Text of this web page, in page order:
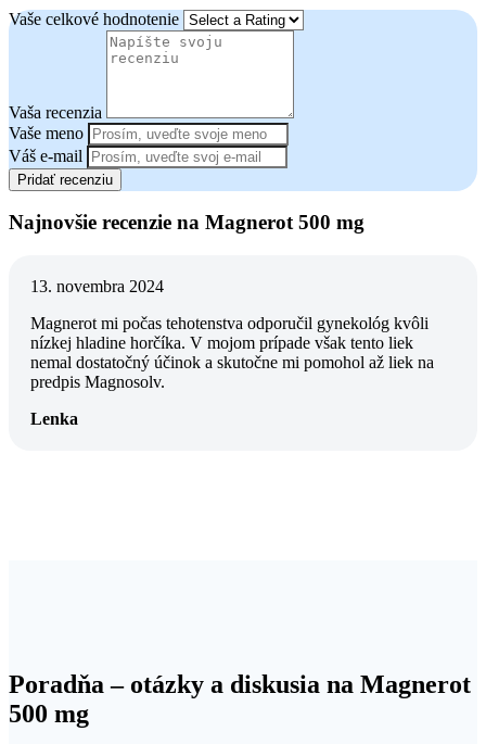
Vaše celkové hodnotenie
Vaša recenzia
Vaše meno
Váš e-mail
Pridať recenziu
Najnovšie recenzie na Magnerot 500 mg
13. novembra 2024
Magnerot mi počas tehotenstva odporučil gynekológ kvôli
nízkej hladine horčíka. V mojom prípade však tento liek
nemal dostatočný účinok a skutočne mi pomohol až liek na
predpis Magnosolv.
Lenka
Poradňa – otázky a diskusia na Magnerot
500 mg